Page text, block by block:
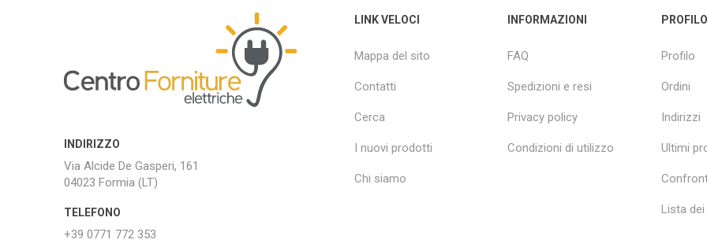
INDIRIZZO
Via Alcide De Gasperi, 161
04023 Formia (LT)
TELEFONO
+39 0771 772 353
LINK VELOCI
Mappa del sito
Contatti
Cerca
I nuovi prodotti
Chi siamo
INFORMAZIONI
FAQ
Spedizioni e resi
Privacy policy
Condizioni di utilizzo
PROFILO
Profilo
Ordini
Indirizzi
Ultimi
Lista